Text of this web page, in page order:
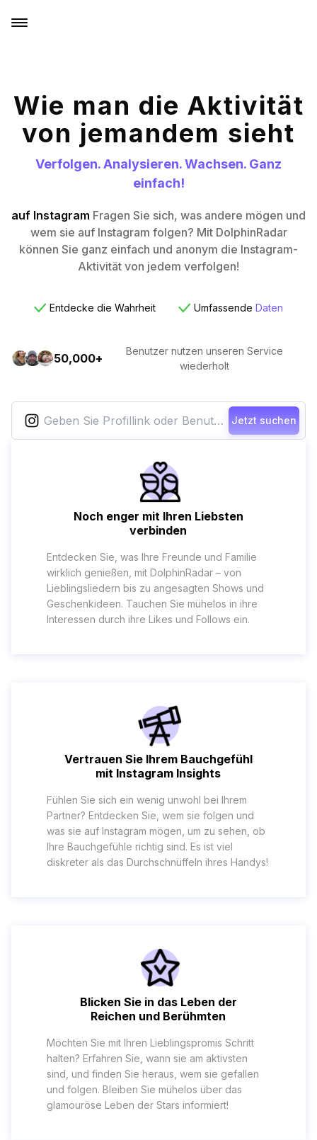
Wie man die Aktivität
von jemandem sieht
Verfolgen. Analysieren. Wachsen. Ganz
einfach!
auf Instagram Fragen Sie sich, was andere mögen und
wem sie auf Instagram folgen? Mit DolphinRadar
können Sie ganz einfach und anonym die Instagram-
Aktivität von jedem verfolgen!
Entdecke die Wahrheit Umfassende Daten
50,000+
Benutzer nutzen unseren Service
wiederholt
Jetzt suchen
Noch enger mit Ihren Liebsten
verbinden
Entdecken Sie, was Ihre Freunde und Familie
wirklich genießen, mit DolphinRadar – von
Lieblingsliedern bis zu angesagten Shows und
Geschenkideen. Tauchen Sie mühelos in ihre
Interessen durch ihre Likes und Follows ein.
Vertrauen Sie Ihrem Bauchgefühl
mit Instagram Insights
Fühlen Sie sich ein wenig unwohl bei Ihrem
Partner? Entdecken Sie, wem sie folgen und
was sie auf Instagram mögen, um zu sehen, ob
Ihre Bauchgefühle richtig sind. Es ist viel
diskreter als das Durchschnüffeln ihres Handys!
Blicken Sie in das Leben der
Reichen und Berühmten
Möchten Sie mit Ihren Lieblingspromis Schritt
halten? Erfahren Sie, wann sie am aktivsten
sind, und finden Sie heraus, wem sie gefallen
und folgen. Bleiben Sie mühelos über das
glamouröse Leben der Stars informiert!